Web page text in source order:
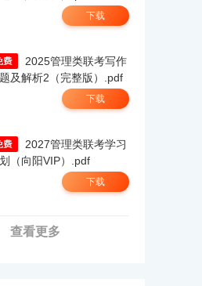
下载
及解析2（完整版）.pdf
下载
（向阳VIP）.pdf
下载
查看更多